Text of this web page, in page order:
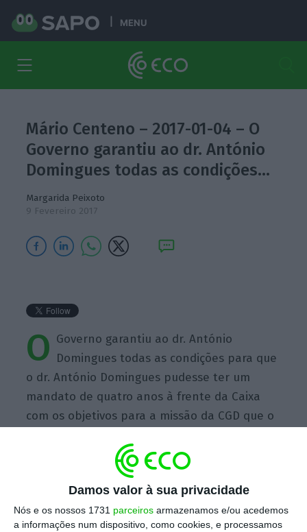
Damos valor à sua privacidade
Nós e os nossos 1731 parceiros armazenamos e/ou acedemos
a informações num dispositivo, como cookies, e processamos
MENU
Mário Centeno – 2017-01-04 – O
Governo garantiu ao dr. António
Domingues todas as condições…
Margarida Peixoto
9 Fevereiro 2017
O Governo garantiu ao dr. António
Domingues todas as condições para que
o dr. António Domingues pudesse ter um
mandato de quatro anos à frente da Caixa
com os objetivos para a missão da CGD que o
https://eco.sapo.pt/quote/mario-centeno-2017-01-04-o-governo-garantiu-ao-dr-antonio-domingues-todas-as-condicoes-24/ Copiar